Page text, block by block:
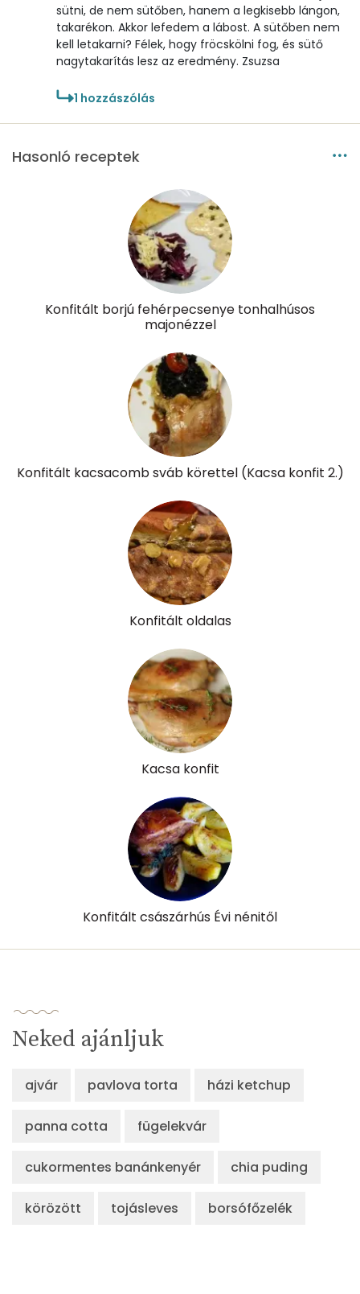
D vitamin:
0 micro
K vitamin:
0 micro
Tiamin - B1 vitamin:
Riboflavin - B2 vitamin:
1 mg
Niacin - B3 vitamin:
Pantoténsav - B5 vitamin:
Folsav - B9-vitamin:
Retinol - A vitamin:
9987 micro
sütni, de nem sütőben, hanem a legkisebb lángon,
takarékon. Akkor lefedem a lábost. A sütőben nem
kell letakarni? Félek, hogy fröcskölni fog, és sütő
nagytakarítás lesz az eredmény. Zsuzsa
1 hozzászólás
Hasonló receptek
Konfitált borjú fehérpecsenye tonhalhúsos
majonézzel
Konfitált kacsacomb sváb körettel (Kacsa konfit 2.)
Konfitált oldalas
Kacsa konfit
Konfitált császárhús Évi nénitől
Neked ajánljuk
ajvár pavlova torta házi ketchup
panna cotta fügelekvár
cukormentes banánkenyér chia puding
körözött tojásleves borsófőzelék